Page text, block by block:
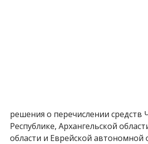
решения о перечислении средств
Республике, Архангельской
области и Еврейской автономной